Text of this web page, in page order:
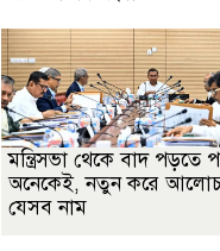
মন্ত্রিসভা থেকে বাদ পড়তে
অনেকেই, নতুন করে
যেসব নাম